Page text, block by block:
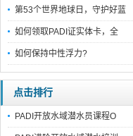
第53个世界地球日，守护好蓝
如何领取PADI证实体卡，全
如何保持中性浮力?
点击排行
PADI开放水域潜水员课程O